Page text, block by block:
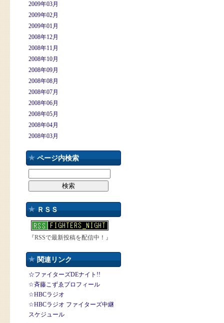
2009年03月
2009年02月
2009年01月
2008年12月
2008年11月
2008年10月
2008年09月
2008年08月
2008年07月
2008年06月
2008年05月
2008年04月
2008年03月
ページ内検索
ＲＳＳ
『RSSで最新投稿を配信中！』
関連リンク
☆ファイターズDEナイト!!
☆斉藤こずゑプロフィール
☆HBCラジオ
☆HBCラジオ ファイターズ中継
スケジュール